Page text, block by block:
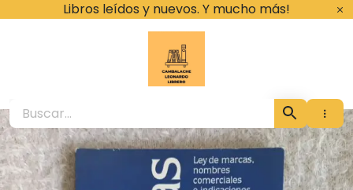
Libros leídos y nuevos. Y mucho más!
Cambalache